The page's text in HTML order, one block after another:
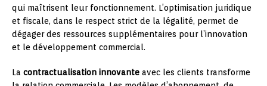
qui maîtrisent leur fonctionnement. L’optimisation juridique
et fiscale, dans le respect strict de la légalité, permet de
dégager des ressources supplémentaires pour l’innovation
et le développement commercial.
La contractualisation innovante avec les clients transforme